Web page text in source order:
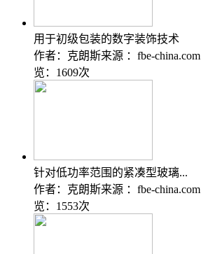
用于初级包装的数字装饰技术
作者：克朗斯来源 ：fbe-china.com
览：1609次
针对低功率范围的紧凑型玻璃...
作者：克朗斯来源 ：fbe-china.com
览：1553次